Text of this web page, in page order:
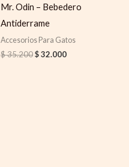
Mr. Odin – Bebedero
Antiderrame
Accesorios Para Gatos
$35.200$32.000